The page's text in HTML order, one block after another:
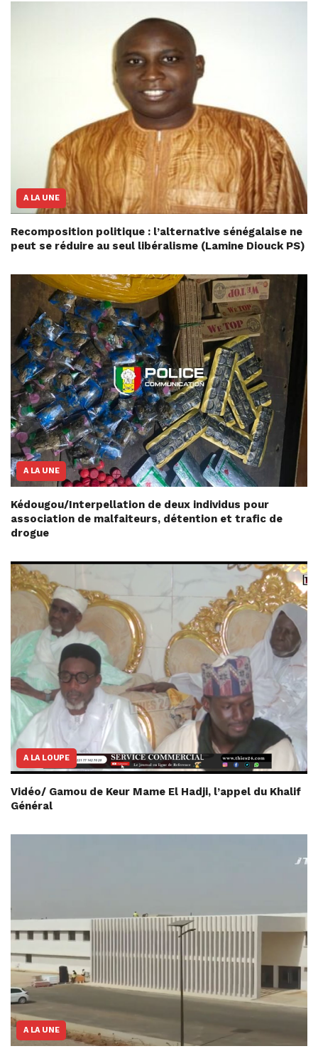
A LA UNE
Recomposition politique : l’alternative sénégalaise ne
peut se réduire au seul libéralisme (Lamine Diouck PS)
A LA UNE
Kédougou/Interpellation de deux individus pour
association de malfaiteurs, détention et trafic de
drogue
A LA LOUPE
Vidéo/ Gamou de Keur Mame El Hadji, l’appel du Khalif
Général
A LA UNE